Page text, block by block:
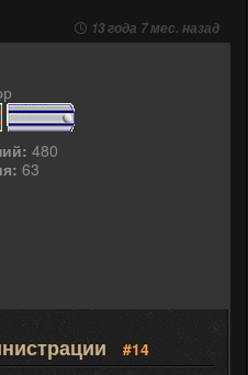
13 года 7 мес. назад
480
63
#14